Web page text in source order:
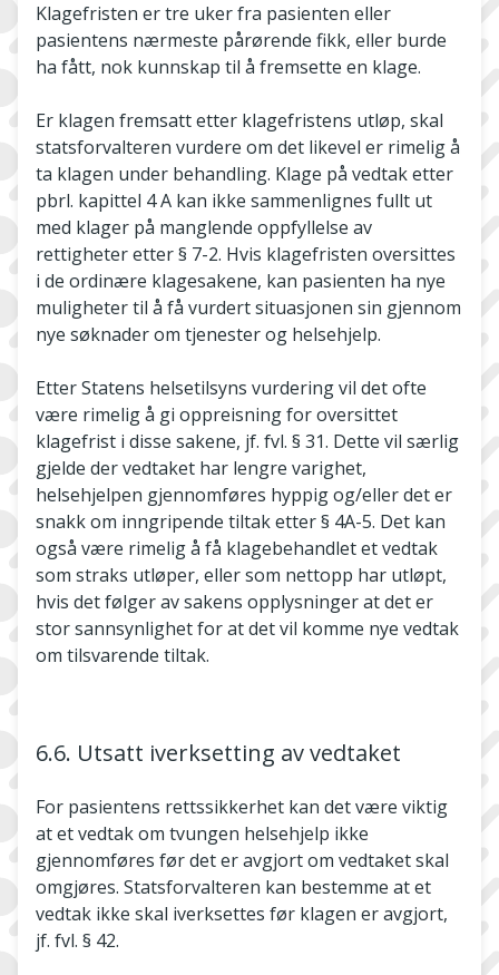
Klagefristen er tre uker fra pasienten eller
pasientens nærmeste pårørende fikk, eller burde
ha fått, nok kunnskap til å fremsette en klage.
Er klagen fremsatt etter klagefristens utløp, skal
statsforvalteren vurdere om det likevel er rimelig å
ta klagen under behandling. Klage på vedtak etter
pbrl. kapittel 4 A kan ikke sammenlignes fullt ut
med klager på manglende oppfyllelse av
rettigheter etter § 7-2. Hvis klagefristen oversittes
i de ordinære klagesakene, kan pasienten ha nye
muligheter til å få vurdert situasjonen sin gjennom
nye søknader om tjenester og helsehjelp.
Etter Statens helsetilsyns vurdering vil det ofte
være rimelig å gi oppreisning for oversittet
klagefrist i disse sakene, jf. fvl. § 31. Dette vil særlig
gjelde der vedtaket har lengre varighet,
helsehjelpen gjennomføres hyppig og/eller det er
snakk om inngripende tiltak etter § 4A-5. Det kan
også være rimelig å få klagebehandlet et vedtak
som straks utløper, eller som nettopp har utløpt,
hvis det følger av sakens opplysninger at det er
stor sannsynlighet for at det vil komme nye vedtak
om tilsvarende tiltak.
6.6. Utsatt iverksetting av vedtaket
For pasientens rettssikkerhet kan det være viktig
at et vedtak om tvungen helsehjelp ikke
gjennomføres før det er avgjort om vedtaket skal
omgjøres. Statsforvalteren kan bestemme at et
vedtak ikke skal iverksettes før klagen er avgjort,
jf. fvl. § 42.